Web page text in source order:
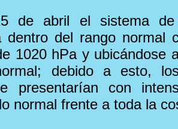
de abril el sistema de
dentro del rango normal
1020 hPa y ubicándose
debido a esto,
presentarían con
normal frente a toda la